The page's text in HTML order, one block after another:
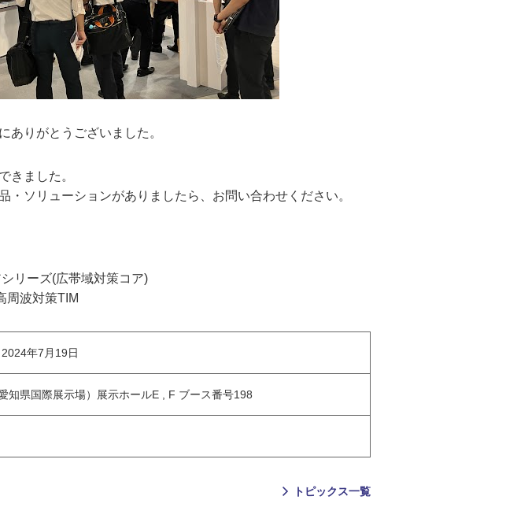
ありがとうございました。
きました。
・ソリューションがありましたら、お問い合わせください。
リーズ(広帯域対策コア)
周波対策TIM
年7月19日
知県国際展⽰場）展示ホールE , F ブース番号198
トピックス一覧